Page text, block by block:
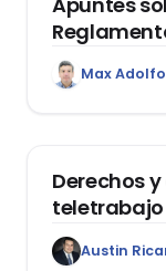
1400, que
Garantía
Max
Derechos